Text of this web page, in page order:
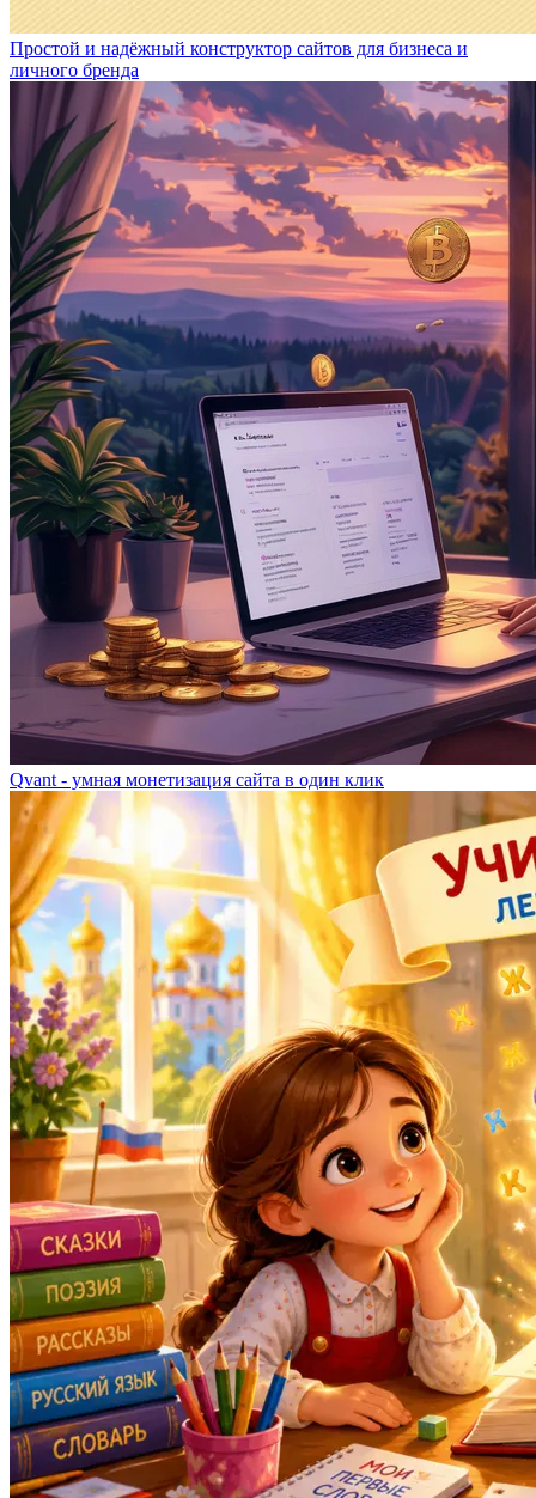
Простой и надёжный конструктор сайтов для бизнеса и
личного бренда
Qvant - умная монетизация сайта в один клик